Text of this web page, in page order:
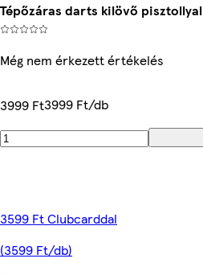
Tépőzáras darts kilövő pisztollyal
Még nem érkezett értékelés
3999 Ft3999 Ft/db
3599 Ft Clubcarddal
(3599 Ft/db)